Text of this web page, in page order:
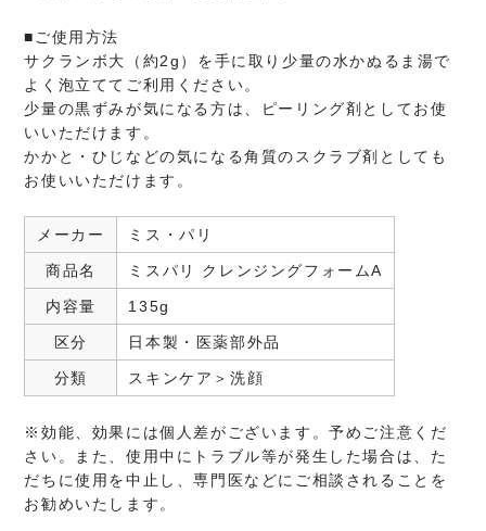
■ご使用方法
サクランボ大（約2g）を手に取り少量の水かぬるま湯で
よく泡立ててご利用ください。
少量の黒ずみが気になる方は、ピーリング剤としてお使
いいただけます。
かかと・ひじなどの気になる角質のスクラブ剤としても
お使いいただけます。
メーカー ミス・パリ
商品名 ミスパリ クレンジングフォームA
内容量 135g
区分 日本製・医薬部外品
分類 スキンケア＞洗顔
※効能、効果には個人差がございます。予めご注意くだ
さい。また、使用中にトラブル等が発生した場合は、た
だちに使用を中止し、専門医などにご相談されることを
お勧めいたします。